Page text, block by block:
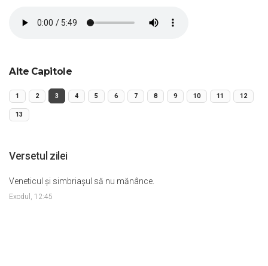
Alte Capitole
1 2 3 4 5 6 7 8 9 10 11 12
13
Versetul zilei
Veneticul şi simbriaşul să nu mănânce.
Exodul, 12:45